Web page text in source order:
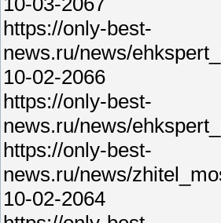
https://only-best-
news.ru/news/
10-02-2066
https://only-best-
news.ru/news/
https://only-best-
news.ru/news/
10-02-2064